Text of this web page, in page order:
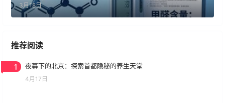
3月18日
推荐阅读
1 夜幕下的北京：探索首都隐秘的养生天堂
4月17日